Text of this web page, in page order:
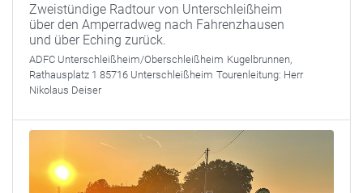
Zweistündige Radtour von Unterschleißheim
über den Amperradweg nach Fahrenzhausen
und über Eching zurück.
ADFC Unterschleißheim/Oberschleißheim Kugelbrunnen,
Rathausplatz 1 85716 Unterschleißheim Tourenleitung: Herr
Nikolaus Deiser